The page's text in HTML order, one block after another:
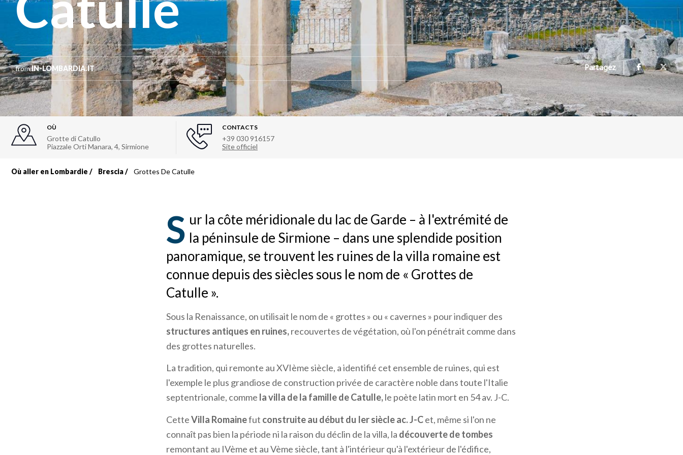
fromIN-LOMBARDIA.IT Partagez
OÙ
Grotte di Catullo
Piazzale Orti Manara, 4, Sirmione
CONTACTS
+39 030 916157
Site officiel
Où aller en Lombardie Brescia Grottes De Catulle
S ur la côte méridionale du lac de Garde – à l'extrémité de
la péninsule de Sirmione – dans une splendide position
panoramique, se trouvent les ruines de la villa romaine est
connue depuis des siècles sous le nom de « Grottes de
Catulle ».
Sous la Renaissance, on utilisait le nom de « grottes » ou « cavernes » pour indiquer des
structures antiques en ruines,recouvertes de végétation, où l'on pénétrait comme dans
des grottes naturelles.
La tradition, qui remonte au XVIème siècle, a identifié cet ensemble de ruines, qui est
l'exemple le plus grandiose de construction privée de caractère noble dans toute l'Italie
septentrionale, comme la villa de la famille de Catulle,le poète latin mort en 54 av. J-C.
CetteVilla Romainefut construite au début du Ier siècle ac. J-Cet, même si l'on ne
connaît pas bien la période ni la raison du déclin de la villa, la découverte de tombes
remontant au IVème et au Vème siècle, tant à l'intérieur qu'à l'extérieur de l'édifice,